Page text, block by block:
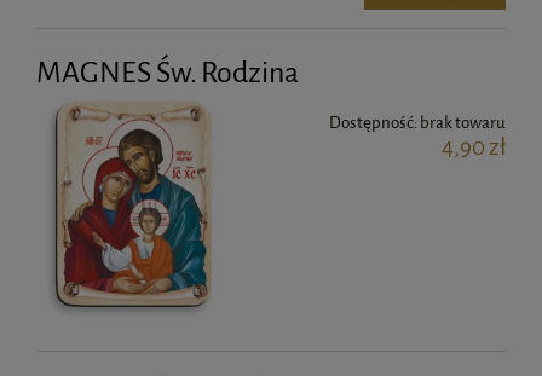
MAGNES Św. Rodzina
Dostępność: brak towaru
4,90 zł